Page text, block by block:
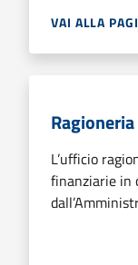
VAI ALLA
L’ufficio
finanziarie in